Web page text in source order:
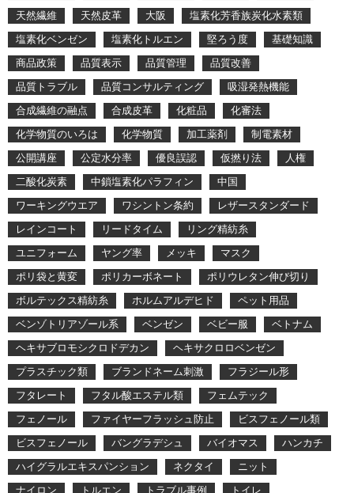
天然繊維
天然皮革 大阪
塩素化芳香族炭化水素類
塩素化ベンゼン
塩素化トルエン 堅ろう度
基礎知識
商品政策
品質表示 品質管理
品質改善
品質トラブル
品質コンサルティング
吸湿発熱機能
合成繊維の融点
合成皮革 化粧品
化審法
化学物質のいろは
化学物質 加工薬剤
制電素材
公開講座
公定水分率 優良誤認 仮撚り法
人権
二酸化炭素
中鎖塩素化パラフィン
中国
ワーキングウエア
ワシントン条約
レザースタンダード
レインコート
リードタイム
リング精紡糸
ユニフォーム
ヤング率 メッキ
マスク
ポリ袋と黄変
ポリカーボネート
ポリウレタン伸び切り
ボルテックス精紡糸
ホルムアルデヒド
ペット用品
ベンゾトリアゾール系
ベンゼン ベビー服
ベトナム
ヘキサブロモシクロドデカン
ヘキサクロロベンゼン
プラスチック類
ブランドネーム刺激
フラジール形
フタレート
フタル酸エステル類
フェムテック
フェノール
ファイヤーフラッシュ防止
ビスフェノール類
ビスフェノール
バングラデシュ バイオマス
ハンカチ
ハイグラルエキスパンション
ネクタイ
ニット